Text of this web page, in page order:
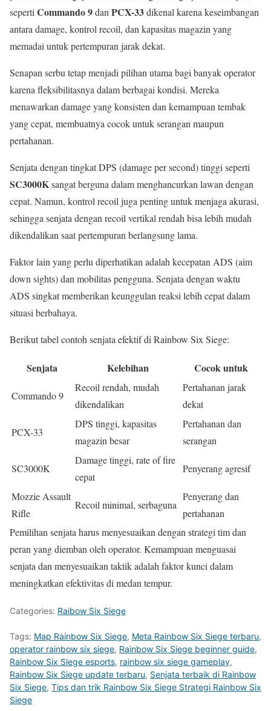
seperti Commando 9dan PCX-33dikenal karena keseimbangan
antara damage, kontrol recoil, dan kapasitas magazin yang
memadai untuk pertempuran jarak dekat.
Senapan serbu tetap menjadi pilihan utama bagi banyak operator
karena fleksibilitasnya dalam berbagai kondisi. Mereka
menawarkan damage yang konsisten dan kemampuan tembak
yang cepat, membuatnya cocok untuk serangan maupun
pertahanan.
Senjata dengan tingkat DPS (damage per second) tinggi seperti
SC3000Ksangat berguna dalam menghancurkan lawan dengan
cepat. Namun, kontrol recoil juga penting untuk menjaga akurasi,
sehingga senjata dengan recoil vertikal rendah bisa lebih mudah
dikendalikan saat pertempuran berlangsung lama.
Faktor lain yang perlu diperhatikan adalah kecepatan ADS (aim
down sights) dan mobilitas pengguna. Senjata dengan waktu
ADS singkat memberikan keunggulan reaksi lebih cepat dalam
situasi berbahaya.
Berikut tabel contoh senjata efektif di Rainbow Six Siege:
Senjata Kelebihan Cocok untuk
Commando 9
Recoil rendah, mudah
dikendalikan
Pertahanan jarak
dekat
PCX-33
DPS tinggi, kapasitas
magazin besar
Pertahanan dan
serangan
SC3000K
Damage tinggi, rate of fire
cepat
Penyerang agresif
Mozzie Assault
Rifle
Recoil minimal, serbaguna
Penyerang dan
pertahanan
Pemilihan senjata harus menyesuaikan dengan strategi tim dan
peran yang diemban oleh operator. Kemampuan menguasai
senjata dan menyesuaikan taktik adalah faktor kunci dalam
meningkatkan efektivitas di medan tempur.
Categories: Raibow Six Siege
Tags: Map Rainbow Six Siege, Meta Rainbow Six Siege terbaru,
operator rainbow six siege, Rainbow Six Siege beginner guide,
Rainbow Six Siege esports, rainbow six siege gameplay,
Rainbow Six Siege update terbaru, Senjata terbaik di Rainbow
Six Siege, Tips dan trik Rainbow Six Siege Strategi Rainbow Six
Siege